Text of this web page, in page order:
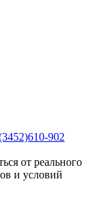
902
от реального
и условий